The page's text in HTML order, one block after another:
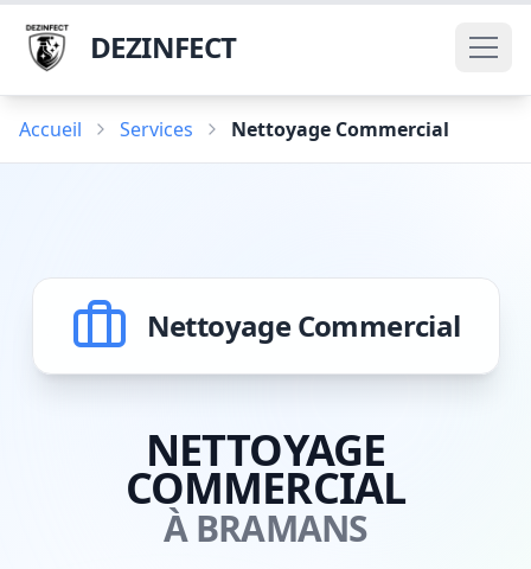
DEZINFECT
Accueil Services Nettoyage Commercial
Nettoyage Commercial
NETTOYAGE
COMMERCIAL
À BRAMANS